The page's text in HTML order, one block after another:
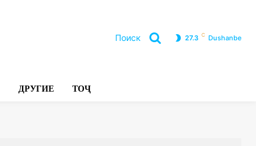
Поиск 27.3 C Dushanbe
ДРУГИЕ ТОҶ